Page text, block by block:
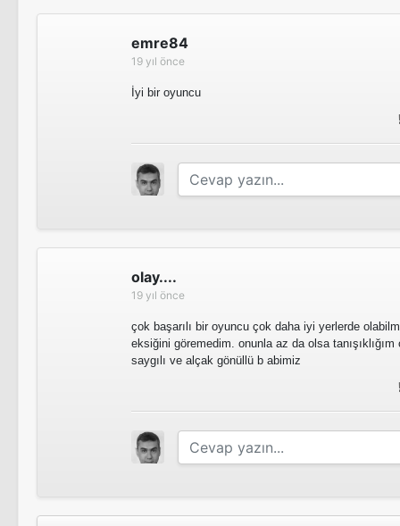
emre84
19 yıl önce
İyi bir oyuncu
olay....
19 yıl önce
çok başarılı bir oyuncu çok daha iyi yerlerde
eksiğini göremedim. onunla az da olsa
saygılı ve alçak gönüllü b abimiz